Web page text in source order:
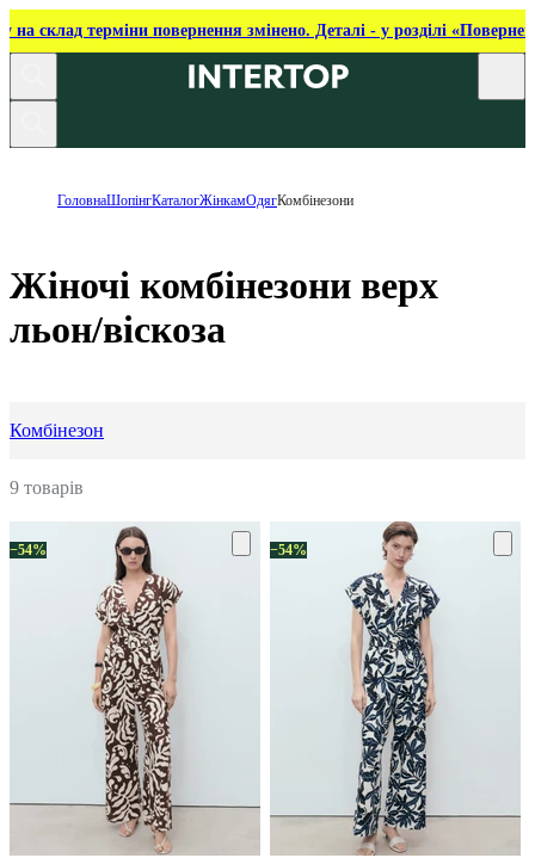
на склад терміни повернення змінено. Деталі - у розділі
ГоловнаШопінгКаталогЖінкамОдягКомбінезони
Жіночі комбінезони верх
льон/віскоза
Комбінезон
9 товарів
−54% −54%